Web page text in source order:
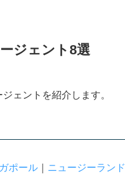
ジェント8選
ェントを紹介します。
ポール ニュージーランド